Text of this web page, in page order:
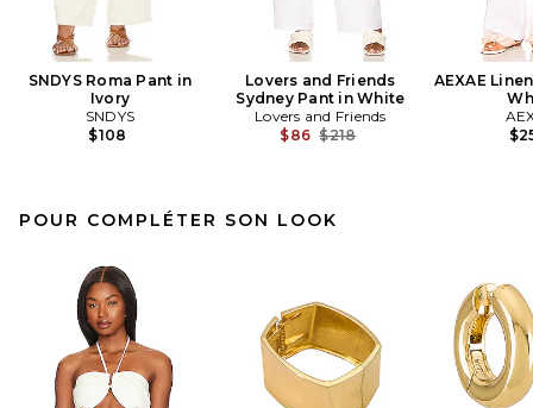
SNDYS Roma Pant in
Ivory
SNDYS
$108
Lovers and Friends
Sydney Pant in White
Lovers and Friends
$86 Previous price:
$218
AEXAE
POUR COMPLÉTER SON LOOK